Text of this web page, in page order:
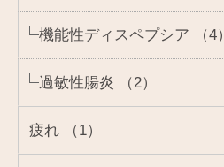
機能性ディスペプシア （4）
過敏性腸炎 （2）
疲れ （1）